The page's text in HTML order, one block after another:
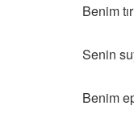
Benim
Senin
Benim